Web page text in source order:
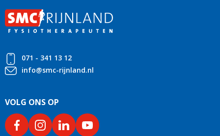
071 - 341 13 12
info@smc-rijnland.nl
VOLG ONS OP